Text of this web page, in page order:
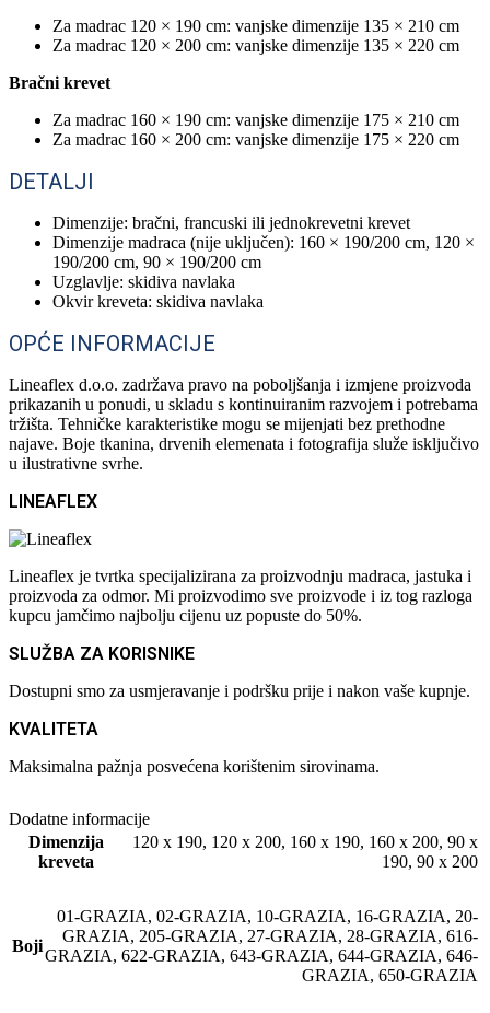
Za madrac 120 × 190 cm: vanjske dimenzije 135 × 210 cm
Za madrac 120 × 200 cm: vanjske dimenzije 135 × 220 cm
Bračni krevet
Za madrac 160 × 190 cm: vanjske dimenzije 175 × 210 cm
Za madrac 160 × 200 cm: vanjske dimenzije 175 × 220 cm
DETALJI
Dimenzije: bračni, francuski ili jednokrevetni krevet
Dimenzije madraca (nije uključen): 160 × 190/200 cm, 120 ×
190/200 cm, 90 × 190/200 cm
Uzglavlje: skidiva navlaka
Okvir kreveta: skidiva navlaka
OPĆE INFORMACIJE
Lineaflex d.o.o. zadržava pravo na poboljšanja i izmjene proizvoda
prikazanih u ponudi, u skladu s kontinuiranim razvojem i potrebama
tržišta. Tehničke karakteristike mogu se mijenjati bez prethodne
najave. Boje tkanina, drvenih elemenata i fotografija služe isključivo
u ilustrativne svrhe.
LINEAFLEX
Lineaflex je tvrtka specijalizirana za proizvodnju madraca, jastuka i
proizvoda za odmor. Mi proizvodimo sve proizvode i iz tog razloga
kupcu jamčimo najbolju cijenu uz popuste do 50%.
SLUŽBA ZA KORISNIKE
Dostupni smo za usmjeravanje i podršku prije i nakon vaše kupnje.
KVALITETA
Maksimalna pažnja posvećena korištenim sirovinama.
Dodatne informacije
Dimenzija
kreveta
120 x 190, 120 x 200, 160 x 190, 160 x 200, 90 x
190, 90 x 200
Boji
01-GRAZIA, 02-GRAZIA, 10-GRAZIA, 16-GRAZIA, 20-
GRAZIA, 205-GRAZIA, 27-GRAZIA, 28-GRAZIA, 616-
GRAZIA, 622-GRAZIA, 643-GRAZIA, 644-GRAZIA, 646-
GRAZIA, 650-GRAZIA